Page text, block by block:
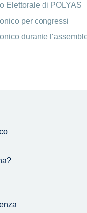
Elettorale di POLYAS
per congressi
durante